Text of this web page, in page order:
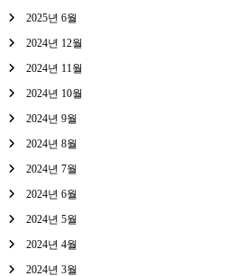
2025년 6월
2024년 12월
2024년 11월
2024년 10월
2024년 9월
2024년 8월
2024년 7월
2024년 6월
2024년 5월
2024년 4월
2024년 3월